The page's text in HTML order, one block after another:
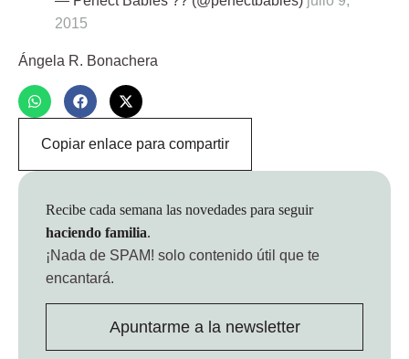
2015
Ángela R. Bonachera
Copiar enlace para compartir
Recibe cada semana las novedades para seguir
haciendo familia.
¡Nada de SPAM! solo contenido útil que te
encantará.
Apuntarme a la newsletter